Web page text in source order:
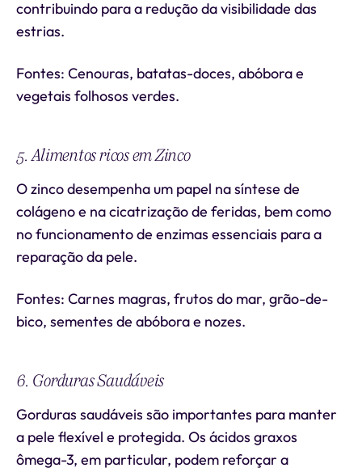
contribuindo para a redução da visibilidade das
estrias.
Fontes: Cenouras, batatas-doces, abóbora e
vegetais folhosos verdes.
5. Alimentos ricos em Zinco
O zinco desempenha um papel na síntese de
colágeno e na cicatrização de feridas, bem como
no funcionamento de enzimas essenciais para a
reparação da pele.
Fontes: Carnes magras, frutos do mar, grão-de-
bico, sementes de abóbora e nozes.
6. Gorduras Saudáveis
Gorduras saudáveis são importantes para manter
a pele flexível e protegida. Os ácidos graxos
ômega-3, em particular, podem reforçar a